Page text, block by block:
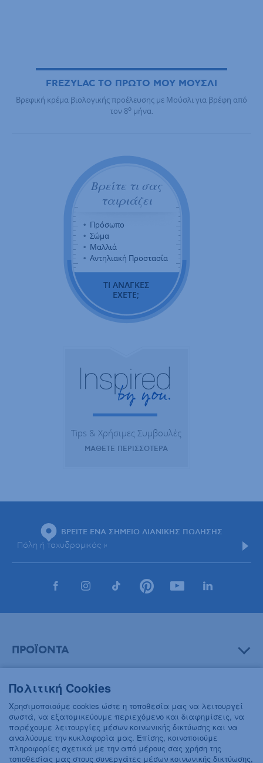
FREZYLAC ΤΟ ΠΡΩΤΟ ΜΟΥ ΜΟΥΣΛΙ
Βρεφική κρέμα βιολογικής προέλευσης με Μούσλι για βρέφη από
τον 8o μήνα.
Βρείτε τι σας
ταιριάζει
Πρόσωπο
Σώμα
Μαλλιά
Αντηλιακή Προστασία
ΤΙ ΑΝΑΓΚΕΣ
ΕΧΕΤΕ;
Tips & Χρήσιμες Συμβουλές
ΜΑΘΕΤΕ ΠΕΡΙΣΣΟΤΕΡΑ
ΒΡΕΙΤΕ ΕΝΑ ΣΗΜΕΙΟ ΛΙΑΝΙΚΗΣ ΠΩΛΗΣΗΣ
ΠΡΟΪΟΝΤΑ
ΒΟΗΘΕΙΑ
ΠΛΗΡΟΦΟΡΙΕΣ
Πολιτική Cookies
Χρησιμοποιούμε cookies ώστε η τοποθεσία μας να λειτουργεί
σωστά, να εξατομικεύουμε περιεχόμενο και διαφημίσεις, να
παρέχουμε λειτουργίες μέσων κοινωνικής δικτύωσης και να
αναλύουμε την κυκλοφορία μας. Επίσης, κοινοποιούμε
πληροφορίες σχετικά με την από μέρους σας χρήση της
τοποθεσίας μας στους συνεργάτες μέσων κοινωνικής δικτύωσης,